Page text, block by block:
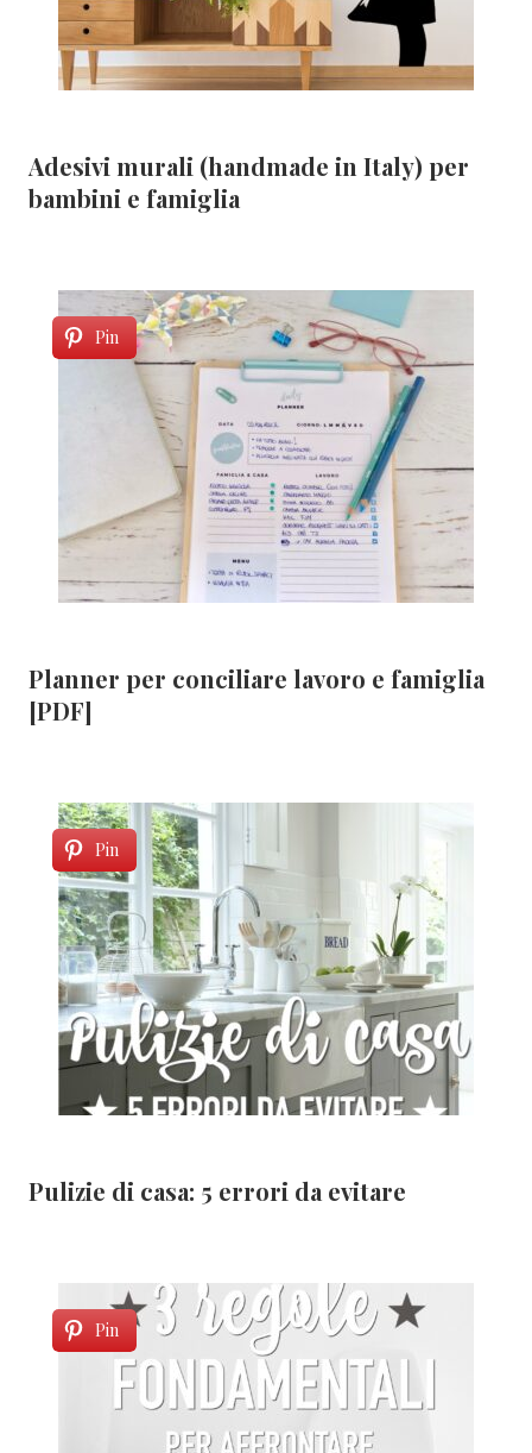
Adesivi murali (handmade in Italy) per
bambini e famiglia
Pin
Planner per conciliare lavoro e famiglia
[PDF]
Pin
Pulizie di casa: 5 errori da evitare
Pin